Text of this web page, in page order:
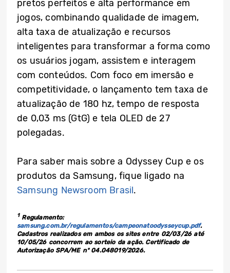
pretos perfeitos e alta performance em
jogos, combinando qualidade de imagem,
alta taxa de atualização e recursos
inteligentes para transformar a forma como
os usuários jogam, assistem e interagem
com conteúdos. Com foco em imersão e
competitividade, o lançamento tem taxa de
atualização de 180 hz, tempo de resposta
de 0,03 ms (GtG) e tela OLED de 27
polegadas.
Para saber mais sobre a Odyssey Cup e os
produtos da Samsung, fique ligado na
Samsung Newsroom Brasil.
1Regulamento:
samsung.com.br/regulamentos/campeonatoodysseycup.pdf.
Cadastros realizados em ambos os sites entre 02/03/26 até
10/05/26 concorrem ao sorteio da ação. Certificado de
Autorização SPA/ME nº 04.048019/2026.